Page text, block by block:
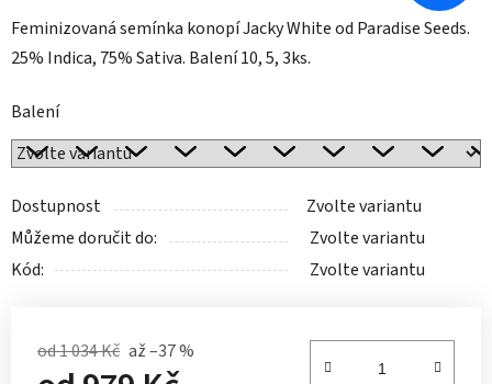
Feminizovaná semínka konopí Jacky White od Paradise Seeds.
25% Indica, 75% Sativa. Balení 10, 5, 3ks.
Balení
Dostupnost
Zvolte variantu
Můžeme doručit do:
Zvolte variantu
Kód:
Zvolte variantu
od 1 034 Kč až –37 %